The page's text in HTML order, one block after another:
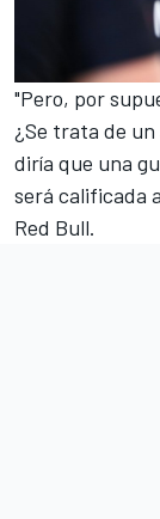
"Pero, por
¿Se trata de
diría que una
será calificada
Red Bull.